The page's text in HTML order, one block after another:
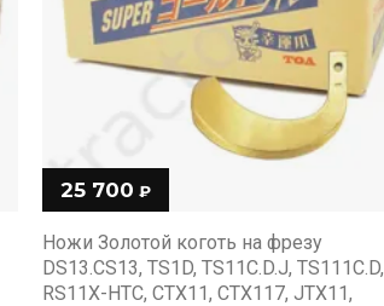
25 700 ₽
Ножи Золотой коготь на фрезу
DS13.CS13, TS1D, TS11C.D.J, TS111C.D,
RS11X-HTC, CTX11, CTX117, JTX11,